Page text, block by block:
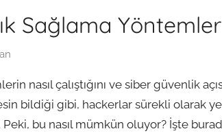
Sağlama
nasıl çalıştığını ve siber güvenlik
bildiği gibi, hackerlar sürekli olarak
bu nasıl mümkün oluyor? İşte